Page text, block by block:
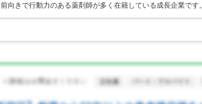
前向きで行動力のある薬剤師が多く在籍している成長企業で